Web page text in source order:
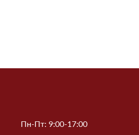
Пн-Пт: 9:00-17:00